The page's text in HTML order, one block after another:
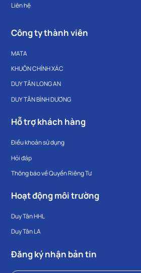
Liên hệ
Công ty thành viên
MATA
KHUÔN CHÍNH XÁC
DUY TÂN LONG AN
DUY TÂN BÌNH DƯƠNG
Hỗ trợ khách hàng
Điều khoản sử dụng
Hỏi đáp
Thông báo về Quyền Riêng Tư
Hoạt động môi trường
Duy Tân HHL
Duy Tân LA
Đăng ký nhận bản tin